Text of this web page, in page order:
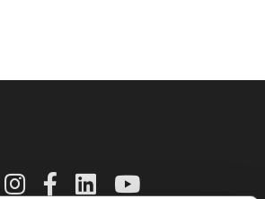
Autowelt Schmidt auf
Autowelt Schmidt
AutoweltAutowelt